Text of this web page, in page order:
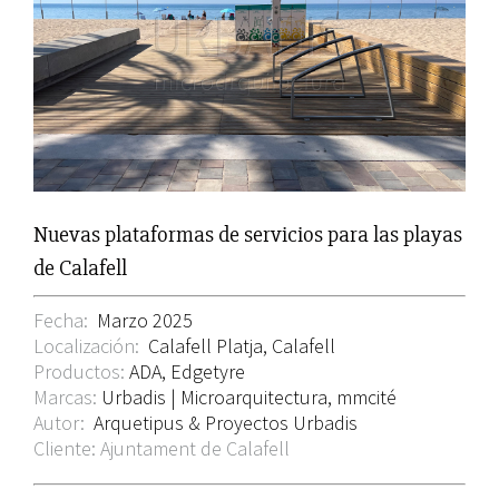
grande
Nuevas plataformas de servicios para las playas
de Calafell
Fecha: Marzo 2025
Localización: Calafell Platja, Calafell
Productos: ADA, Edgetyre
Marcas: Urbadis | Microarquitectura, mmcité
Autor: Arquetipus & Proyectos Urbadis
Cliente: Ajuntament de Calafell